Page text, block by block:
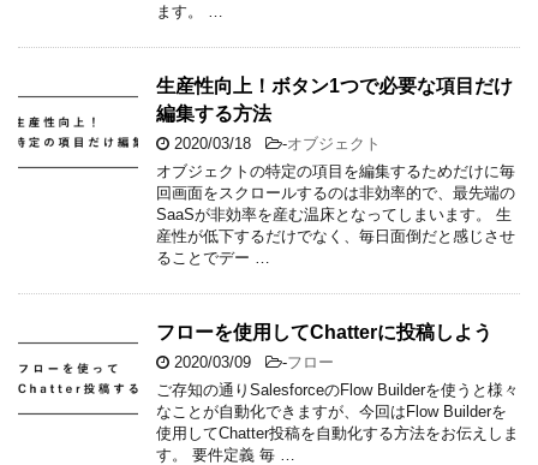
ます。 …
生産性向上！ボタン1つで必要な項目だけ
編集する方法
2020/03/18 -オブジェクト
オブジェクトの特定の項目を編集するためだけに毎
回画面をスクロールするのは非効率的で、最先端の
SaaSが非効率を産む温床となってしまいます。 生
産性が低下するだけでなく、毎日面倒だと感じさせ
ることでデー …
フローを使用してChatterに投稿しよう
2020/03/09 -フロー
ご存知の通りSalesforceのFlow Builderを使うと様々
なことが自動化できますが、今回はFlow Builderを
使用してChatter投稿を自動化する方法をお伝えしま
す。 要件定義 毎 …